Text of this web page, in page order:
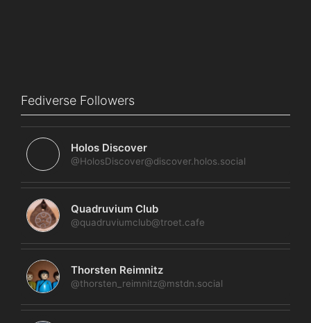
Fediverse Followers
Holos Discover
@HolosDiscover@discover.holos.social
Quadruvium Club
@quadruviumclub@troet.cafe
Thorsten Reimnitz
@thorsten_reimnitz@mstdn.social